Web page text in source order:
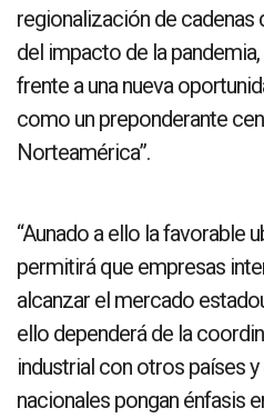
regionalización de cadenas
del impacto de la
frente a una nueva
como un preponderante
Norteamérica”.
“Aunado a ello la favorable
permitirá que empresas
alcanzar el mercado
ello dependerá de la
industrial con otros países
nacionales pongan énfasis